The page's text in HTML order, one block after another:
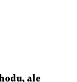
ale